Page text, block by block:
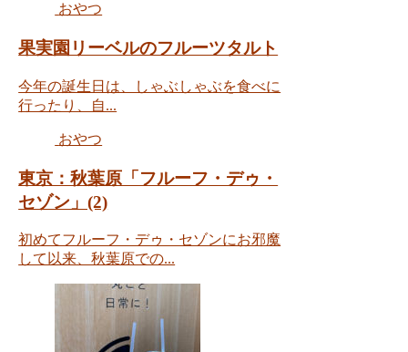
おやつ
果実園リーベルのフルーツタルト
今年の誕生日は、しゃぶしゃぶを食べに
行ったり、自...
おやつ
東京：秋葉原「フルーフ・デゥ・
セゾン」(2)
初めてフルーフ・デゥ・セゾンにお邪魔
して以来、秋葉原での...